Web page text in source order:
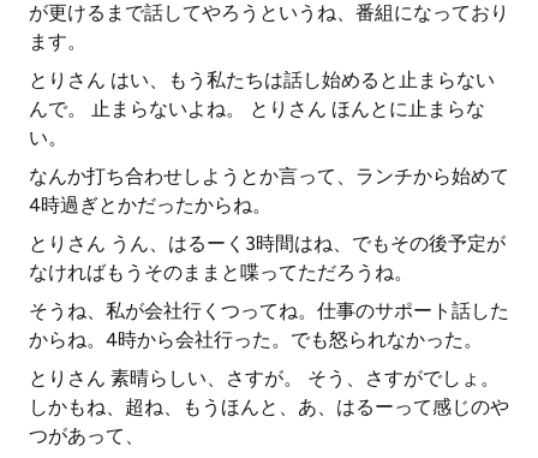
が更けるまで話してやろうというね、番組になっており
ます。
とりさん はい、もう私たちは話し始めると止まらない
んで。 止まらないよね。 とりさん ほんとに止まらな
い。
なんか打ち合わせしようとか言って、ランチから始めて
4時過ぎとかだったからね。
とりさん うん、はるーく3時間はね、でもその後予定が
なければもうそのままと喋ってただろうね。
そうね、私が会社行くつってね。仕事のサポート話した
からね。4時から会社行った。でも怒られなかった。
とりさん 素晴らしい、さすが。 そう、さすがでしょ。
しかもね、超ね、もうほんと、あ、はるーって感じのや
つがあって、